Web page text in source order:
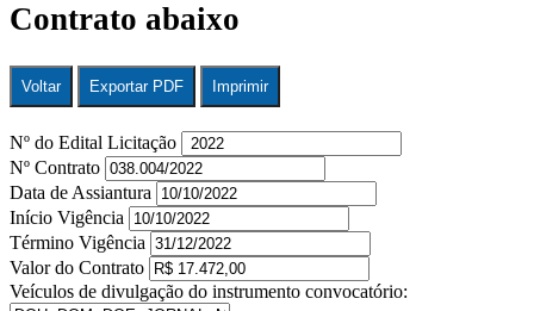
Contrato abaixo
Voltar Exportar PDF Imprimir
Nº do Edital Licitação
Nº Contrato
Data de Assiantura
Início Vigência
Término Vigência
Valor do Contrato
Veículos de divulgação do instrumento convocatório: